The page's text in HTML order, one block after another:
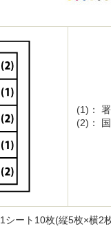
(1)：
(2)：
1シート10枚(縦5枚×横2